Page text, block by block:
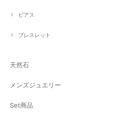
ピアス
ブレスレット
天然石
メンズジュエリー
Set商品